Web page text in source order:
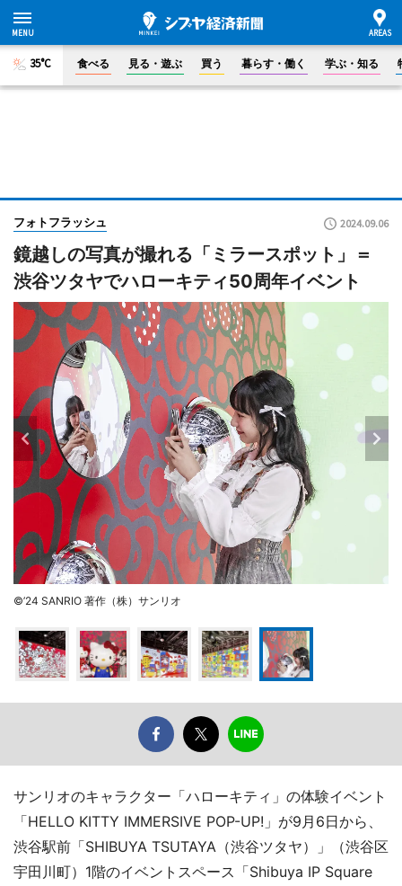
35°C 食べる 見る・遊ぶ 買う 暮らす・働く 学ぶ・知る
フォトフラッシュ 2024.09.06
鏡越しの写真が撮れる「ミラースポット」＝
渋谷ツタヤでハローキティ50周年イベント
©’24 SANRIO 著作（株）サンリオ
サンリオのキャラクター「ハローキティ」の体験イベント
「HELLO KITTY IMMERSIVE POP-UP!」が9月6日から、
渋谷駅前「SHIBUYA TSUTAYA（渋谷ツタヤ）」（渋谷区
宇田川町）1階のイベントスペース「Shibuya IP Square